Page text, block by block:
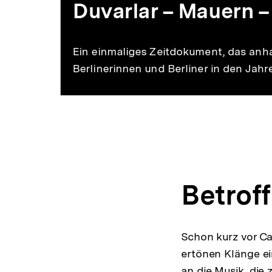
Duvarlar – Mauern
Ein einmaliges Zeitdokument, das
Berlinerinnen und Berliner in den
Schon kurz vor
ertönen Klänge